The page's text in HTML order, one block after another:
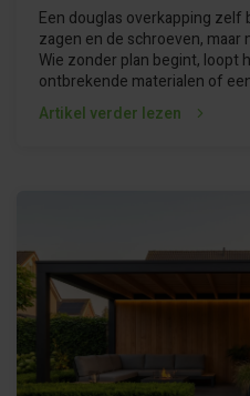
Een douglas overkapping
zagen en de schroeven,
Wie zonder plan begint, loopt
ontbrekende materialen of
Artikel verder lezen